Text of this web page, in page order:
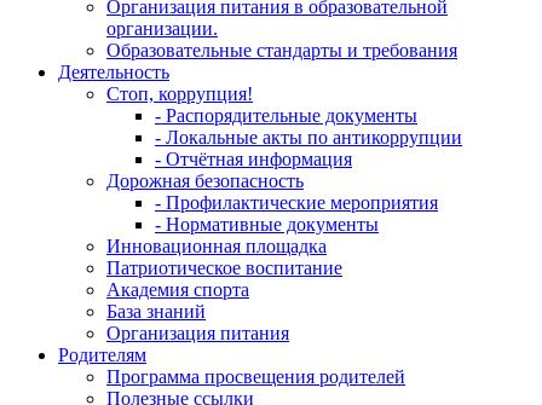
Организация питания в образовательной
организации.
Образовательные стандарты и требования
Деятельность
Стоп, коррупция!
- Распорядительные документы
- Локальные акты по антикоррупции
- Отчётная информация
Дорожная безопасность
- Профилактические мероприятия
- Нормативные документы
Инновационная площадка
Патриотическое воспитание
Академия спорта
База знаний
Организация питания
Родителям
Программа просвещения родителей
Полезные ссылки